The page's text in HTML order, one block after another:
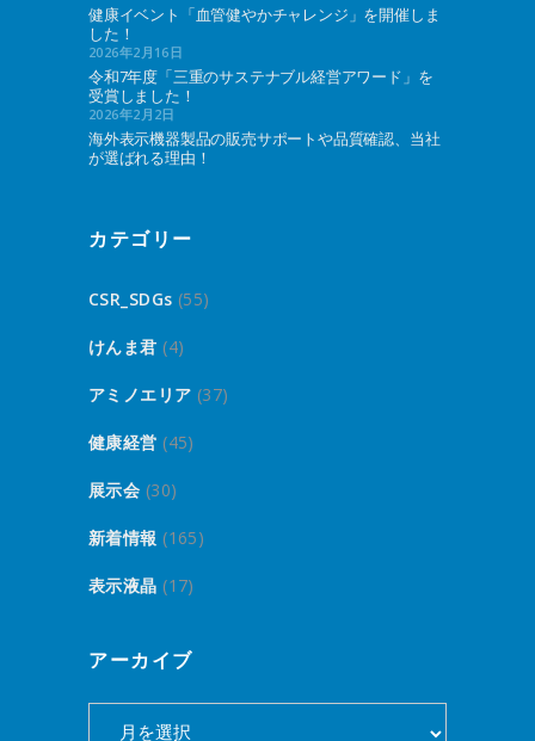
健康イベント「血管健やかチャレンジ」を開催しま
した！
2026年2月16日
令和7年度「三重のサステナブル経営アワード」を
受賞しました！
2026年2月2日
海外表示機器製品の販売サポートや品質確認、当社
が選ばれる理由！
カテゴリー
CSR_SDGs (55)
けんま君 (4)
アミノエリア (37)
健康経営 (45)
展示会 (30)
新着情報 (165)
表示液晶 (17)
アーカイブ